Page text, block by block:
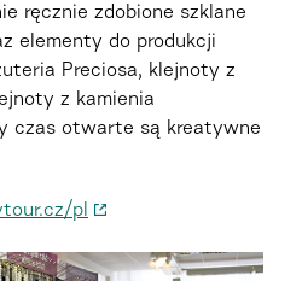
ręcznie zdobione szklane
elementy do produkcji
Preciosa, klejnoty z
z kamienia
czas otwarte są kreatywne
pl